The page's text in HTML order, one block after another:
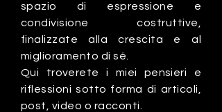
spazio di espressione e
condivisione costruttive,
finalizzate alla crescita e al
miglioramento di sé.
Qui troverete i miei pensieri e
riflessioni sotto forma di articoli,
post, video o racconti.